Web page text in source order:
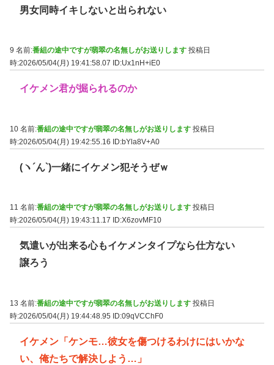
男女同時イキしないと出られない
9 名前:番組の途中ですが翡翠の名無しがお送りします 投稿日
時:2026/05/04(月) 19:41:58.07
ID:Ux1nH+iE0
イケメン君が掘られるのか
10 名前:番組の途中ですが翡翠の名無しがお送りします 投稿日
時:2026/05/04(月) 19:42:55.16 ID:bYla8V+A0
(ヽ´ん`)一緒にイケメン犯そうぜｗ
11 名前:番組の途中ですが翡翠の名無しがお送りします 投稿日
時:2026/05/04(月) 19:43:11.17
ID:X6zovMF10
気遣いが出来る心もイケメンタイプなら仕方ない
譲ろう
13 名前:番組の途中ですが翡翠の名無しがお送りします 投稿日
時:2026/05/04(月) 19:44:48.95
ID:09qVCChF0
イケメン「ケンモ…彼女を傷つけるわけにはいかな
い、俺たちで解決しよう…」